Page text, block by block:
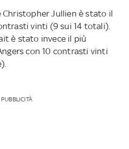
Christopher Jullien è stato il
vinti (9 sui 14 totali).
è stato invece il più
con 10 contrasti vinti
PUBBLICITÀ